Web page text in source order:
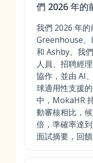
們 2026 年的
我們 2026 年的
Greenhouse
和 Ashby。我
人員、招聘經
協作，並由 AI
球適用性支援
中，MokaHR
動審核相比，
倍，準確率達
面試摘要，回饋